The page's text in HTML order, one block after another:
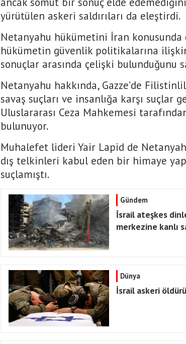
yürütülen askeri saldırıları da eleştirdi.
Netanyahu hükümetini İran
hükümetin güvenlik politikalarına
sonuçlar arasında çelişki bulunduğunu
Netanyahu hakkında, Gazze’de
savaş suçları ve insanlığa karşı suçlar
Uluslararası Ceza Mahkemesi
bulunuyor.
Muhalefet lideri Yair Lapid de
dış telkinleri kabul eden bir himaye
suçlamıştı.
Gündem
İsrail ateşkes
merkezine kanlı
Dünya
İsrail askeri